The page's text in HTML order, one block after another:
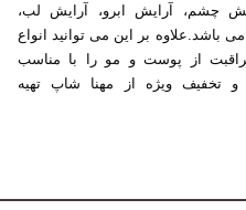
چشم، آرایش ابرو، آرایش لب،
باشد.علاوه بر این می توانید انواع
از پوست و مو را با مناسب
تخفیف ویژه از مهنا شاپ تهیه